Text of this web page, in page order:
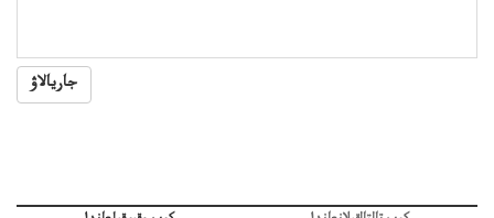
جاريالاۋ